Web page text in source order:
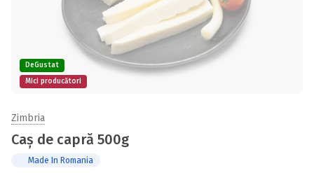
DeGustat
Mici producători
Zimbria
Caș de capră 500g
Made In Romania